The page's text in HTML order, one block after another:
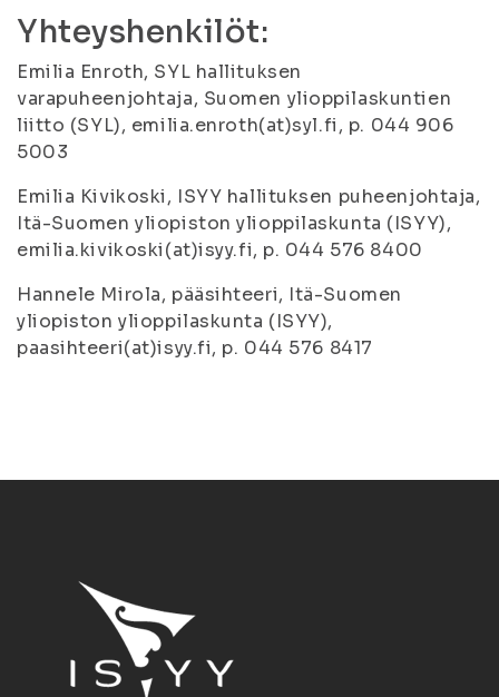
Yhteyshenkilöt:
Emilia Enroth, SYL hallituksen
varapuheenjohtaja, Suomen ylioppilaskuntien
liitto (SYL), emilia.enroth(at)syl.fi, p. 044 906
5003
Emilia Kivikoski, ISYY hallituksen puheenjohtaja,
Itä-Suomen yliopiston ylioppilaskunta (ISYY),
emilia.kivikoski(at)isyy.fi, p. 044 576 8400
Hannele Mirola, pääsihteeri, Itä-Suomen
yliopiston ylioppilaskunta (ISYY),
paasihteeri(at)isyy.fi, p. 044 576 8417